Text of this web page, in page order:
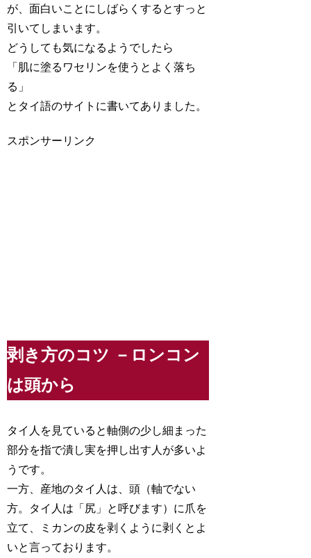
が、面白いことにしばらくするとすっと
引いてしまいます。
どうしても気になるようでしたら
「肌に塗るワセリンを使うとよく落ち
る」
とタイ語のサイトに書いてありました。
スポンサーリンク
剥き方のコツ －ロンコン
は頭から
タイ人を見ていると軸側の少し細まった
部分を指で潰し実を押し出す人が多いよ
うです。
一方、産地のタイ人は、頭（軸でない
方。タイ人は「尻」と呼びます）に爪を
立て、ミカンの皮を剥くように剥くとよ
いと言っております。